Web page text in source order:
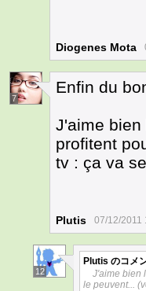
Diogenes Mota
7
Enfin du
J'aime
profitent
tv : ça va
Plutis 07/12/2011
12
Plutis のコメ
J'aime bien
le peuvent...